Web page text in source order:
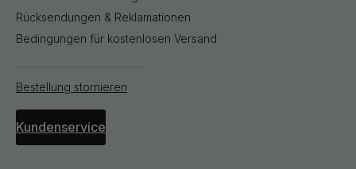
Rücksendungen & Reklamationen
Bedingungen für kostenlosen Versand
Bestellung stornieren
Kundenservice